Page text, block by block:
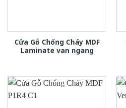
Cửa Gỗ Chống Cháy MDF
Laminate van ngang